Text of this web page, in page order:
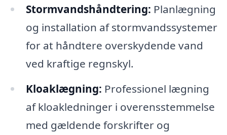
Stormvandshåndtering: Planlægning
og installation af stormvandssystemer
for at håndtere overskydende vand
ved kraftige regnskyl.
Kloaklægning: Professionel lægning
af kloakledninger i overensstemmelse
med gældende forskrifter og